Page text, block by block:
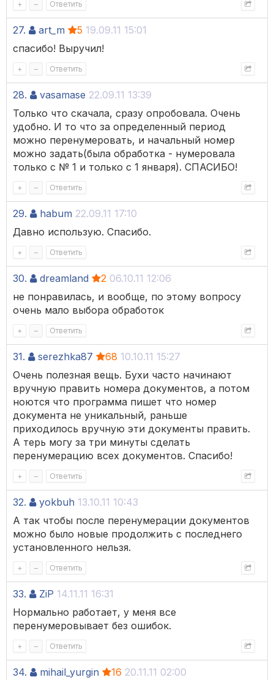
+ – Ответить
27. art_m 5 19.09.11 15:01
спасибо! Выручил!
+ – Ответить
28. vasamase 22.09.11 13:39
Только что скачала, сразу опробовала. Очень
удобно. И то что за определенный период
можно перенумеровать, и начальный номер
можно задать(была обработка - нумеровала
только с № 1 и только с 1 января). СПАСИБО!
+ – Ответить
29. habum 22.09.11 17:10
Давно использую. Спасибо.
+ – Ответить
30. dreamland 2 06.10.11 12:06
не понравилась, и вообще, по этому вопросу
очень мало выбора обработок
+ – Ответить
31. serezhka87 68 10.10.11 15:27
Очень полезная вещь. Бухи часто начинают
вручную править номера документов, а потом
ноются что программа пишет что номер
документа не уникальный, раньше
приходилось вручную эти документы править.
А терь могу за три минуты сделать
перенумерацию всех документов. Спасибо!
+ – Ответить
32. yokbuh 13.10.11 10:43
А так чтобы после перенумерации документов
можно было новые продолжить с последнего
установленного нельзя.
+ – Ответить
33. ZiP 14.11.11 16:31
Нормально работает, у меня все
перенумеровывает без ошибок.
+ – Ответить
34. mihail_yurgin 16 20.11.11 02:00